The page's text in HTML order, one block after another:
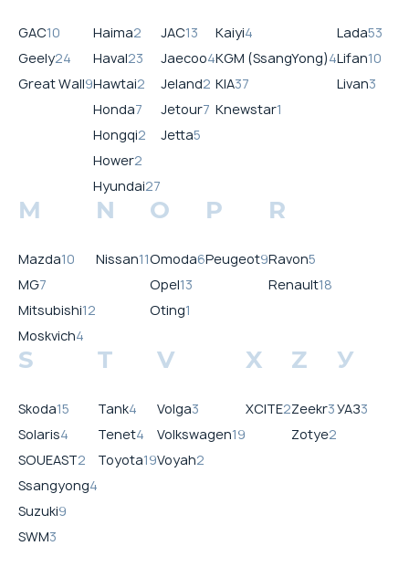
GAC10
Geely24
Great Wall9
Haima2
Haval23
Hawtai2
Honda7
Hongqi2
Hower2
Hyundai27
JAC13
Jaecoo4
Jeland2
Jetour7
Jetta5
Kaiyi4
KGM (SsangYong)4
KIA37
Knewstar1
Lada53
Lifan10
Livan3
M
Mazda10
MG7
Mitsubishi12
Moskvich4
N
Nissan11
O
Omoda6
Opel13
Oting1
P
Peugeot9
R
Ravon5
Renault18
S
Skoda15
Solaris4
SOUEAST2
Ssangyong4
Suzuki9
SWM3
T
Tank4
Tenet4
Toyota19
V
Volga3
Volkswagen19
Voyah2
X
XCITE2
Z
Zeekr3
Zotye2
У
УАЗ3